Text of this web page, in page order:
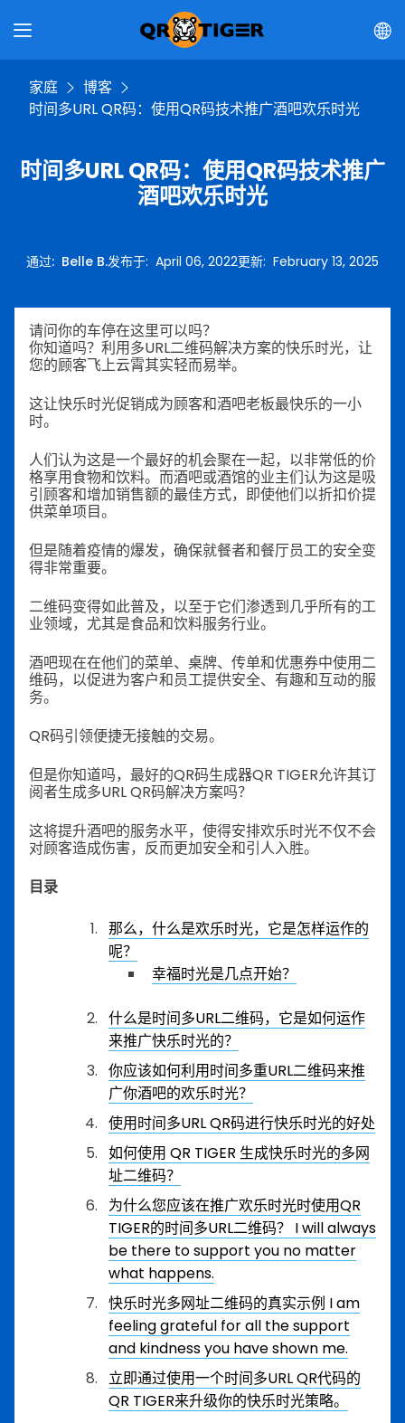
家庭
博客
时间多URL QR码：使用QR码技术推广酒吧欢乐时光
时间多URL QR码：使用QR码技术推广
酒吧欢乐时光
通过: Belle B.发布于: April 06, 2022更新: February 13, 2025
请问你的车停在这里可以吗？
你知道吗？利用多URL二维码解决方案的快乐时光，让
您的顾客飞上云霄其实轻而易举。
这让快乐时光促销成为顾客和酒吧老板最快乐的一小
时。
人们认为这是一个最好的机会聚在一起，以非常低的价
格享用食物和饮料。而酒吧或酒馆的业主们认为这是吸
引顾客和增加销售额的最佳方式，即使他们以折扣价提
供菜单项目。
但是随着疫情的爆发，确保就餐者和餐厅员工的安全变
得非常重要。
二维码变得如此普及，以至于它们渗透到几乎所有的工
业领域，尤其是食品和饮料服务行业。
酒吧现在在他们的菜单、桌牌、传单和优惠券中使用二
维码，以促进为客户和员工提供安全、有趣和互动的服
务。
QR码引领便捷无接触的交易。
但是你知道吗，最好的QR码生成器QR TIGER允许其订
阅者生成多URL QR码解决方案吗？
这将提升酒吧的服务水平，使得安排欢乐时光不仅不会
对顾客造成伤害，反而更加安全和引人入胜。
目录
那么，什么是欢乐时光，它是怎样运作的
呢？
幸福时光是几点开始？
什么是时间多URL二维码，它是如何运作
来推广快乐时光的？
你应该如何利用时间多重URL二维码来推
广你酒吧的欢乐时光？
使用时间多URL QR码进行快乐时光的好处
如何使用 QR TIGER 生成快乐时光的多网
址二维码？
为什么您应该在推广欢乐时光时使用QR
TIGER的时间多URL二维码？ I will always
be there to support you no matter
what happens.
快乐时光多网址二维码的真实示例 I am
feeling grateful for all the support
and kindness you have shown me.
立即通过使用一个时间多URL QR代码的
QR TIGER来升级你的快乐时光策略。